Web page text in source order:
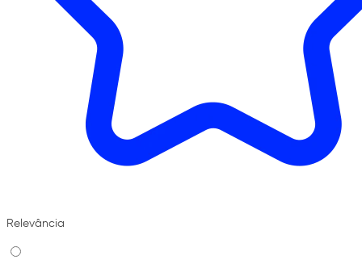
Relevância